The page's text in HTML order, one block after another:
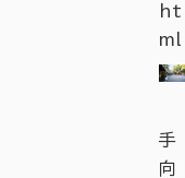
ht
ml
手
向